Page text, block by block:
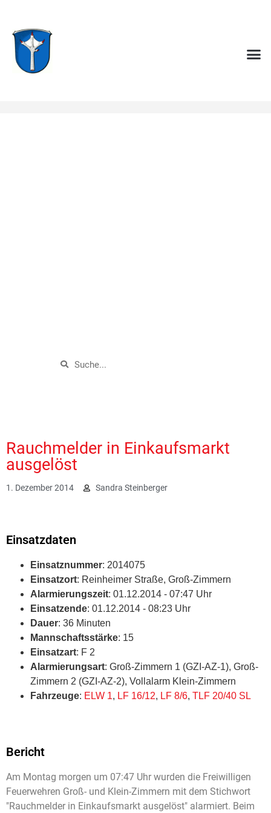
Rauchmelder in Einkaufsmarkt
ausgelöst
1. Dezember 2014 Sandra Steinberger
Einsatzdaten
Einsatznummer: 2014075
Einsatzort: Reinheimer Straße, Groß-Zimmern
Alarmierungszeit: 01.12.2014 - 07:47 Uhr
Einsatzende: 01.12.2014 - 08:23 Uhr
Dauer: 36 Minuten
Mannschaftsstärke: 15
Einsatzart: F 2
Alarmierungsart: Groß-Zimmern 1 (GZI-AZ-1), Groß-
Zimmern 2 (GZI-AZ-2), Vollalarm Klein-Zimmern
Fahrzeuge: ELW 1, LF 16/12, LF 8/6, TLF 20/40 SL
Bericht
Am Montag morgen um 07:47 Uhr wurden die Freiwilligen
Feuerwehren Groß- und Klein-Zimmern mit dem Stichwort
"Rauchmelder in Einkaufsmarkt ausgelöst" alarmiert. Beim